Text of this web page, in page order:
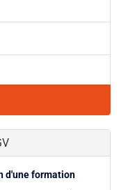
d'une formation